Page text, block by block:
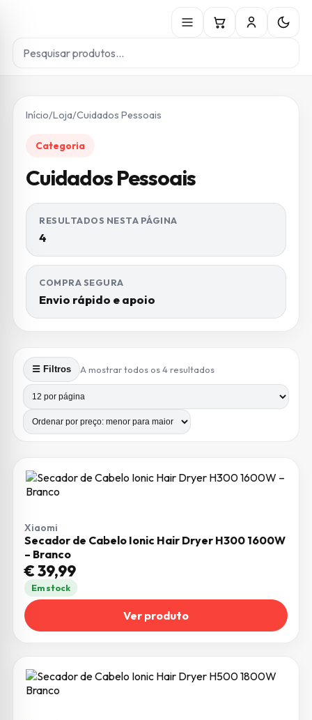
Início/Loja/Cuidados Pessoais
Categoria
Cuidados Pessoais
RESULTADOS NESTA PÁGINA
4
COMPRA SEGURA
Envio rápido e apoio
☰ Filtros A mostrar todos os 4 resultadosOrdenado por preço:
Produtos por página
Número de colunas
Xiaomi
Secador de Cabelo Ionic Hair Dryer H300 1600W
– Branco
€39,99
Em stock
Ver produto